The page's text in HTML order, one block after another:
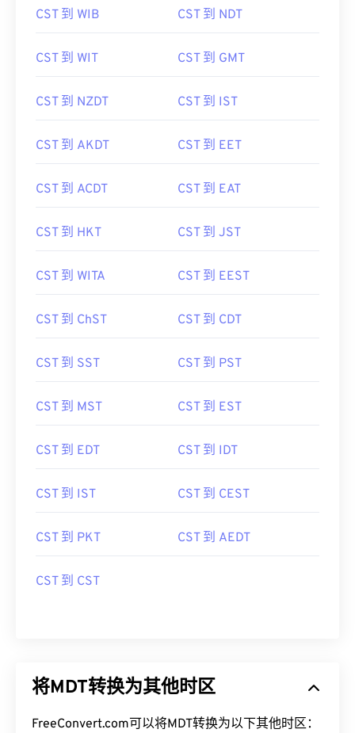
CST 到 WIB CST 到 NDT
CST 到 WIT CST 到 GMT
CST 到 NZDT CST 到 IST
CST 到 AKDT CST 到 EET
CST 到 ACDT CST 到 EAT
CST 到 HKT CST 到 JST
CST 到 WITA CST 到 EEST
CST 到 ChST CST 到 CDT
CST 到 SST CST 到 PST
CST 到 MST CST 到 EST
CST 到 EDT CST 到 IDT
CST 到 IST CST 到 CEST
CST 到 PKT CST 到 AEDT
CST 到 CST
将MDT转换为其他时区
FreeConvert.com可以将MDT转换为以下其他时区：